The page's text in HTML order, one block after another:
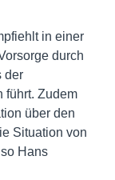
in einer
durch
der
führt. Zudem
über den
Situation von
Hans